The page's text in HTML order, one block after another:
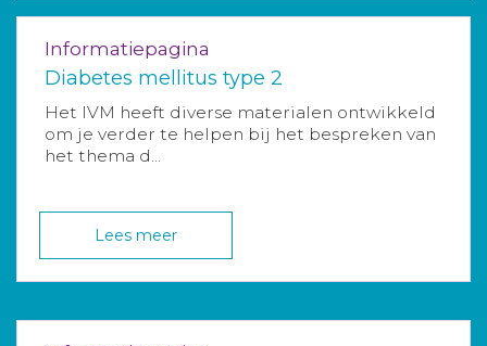
Informatiepagina
Diabetes mellitus type 2
Het IVM heeft diverse materialen ontwikkeld
om je verder te helpen bij het bespreken van
het thema d...
Lees meer